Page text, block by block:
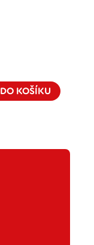
DO KOŠÍKU